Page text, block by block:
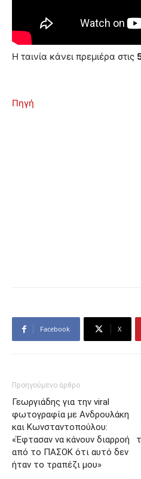
Η ταινία κάνει πρεμιέρα στις
Πηγή
Facebook X
Προηγούμενο άρθρο
Γεωργιάδης για την viral
φωτογραφία με Ανδρουλάκη
και Κωνσταντοπούλου:
«Έφτασαν να κάνουν διαρροή
από το ΠΑΣΟΚ ότι αυτό δεν
ήταν το τραπέζι μου»